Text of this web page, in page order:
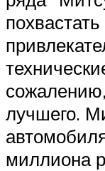
лучшего.
миллиона